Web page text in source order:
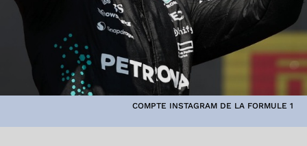
COMPTE INSTAGRAM DE LA FORMULE 1